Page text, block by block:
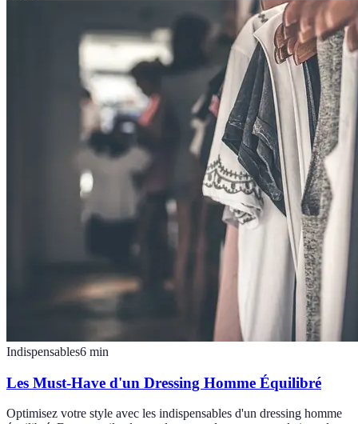
Indispensables6 min
Les Must-Have d'un Dressing Homme Équilibré
Optimisez votre style avec les indispensables d'un dressing homme